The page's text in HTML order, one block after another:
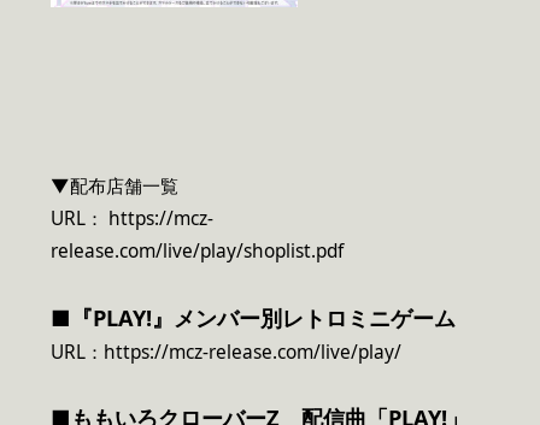
▼配布店舗一覧
URL： https://mcz-
release.com/live/play/shoplist.pdf
■『PLAY!』メンバー別レトロミニゲーム
URL：https://mcz-release.com/live/play/
■ももいろクローバーZ 配信曲「PLAY!」